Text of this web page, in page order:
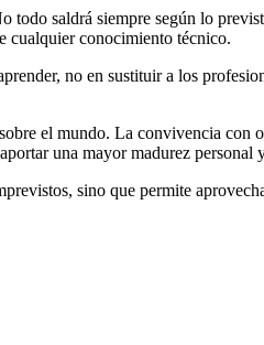
saldrá siempre según lo
cualquier conocimiento técnico.
no en sustituir a los
el mundo. La convivencia
una mayor madurez
sino que permite